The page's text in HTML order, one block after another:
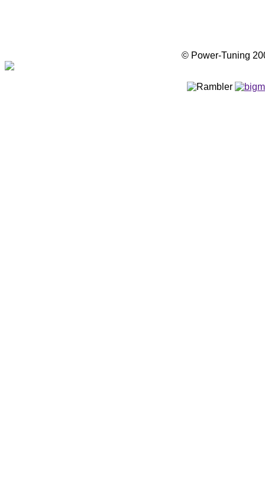
© Power-Tuning